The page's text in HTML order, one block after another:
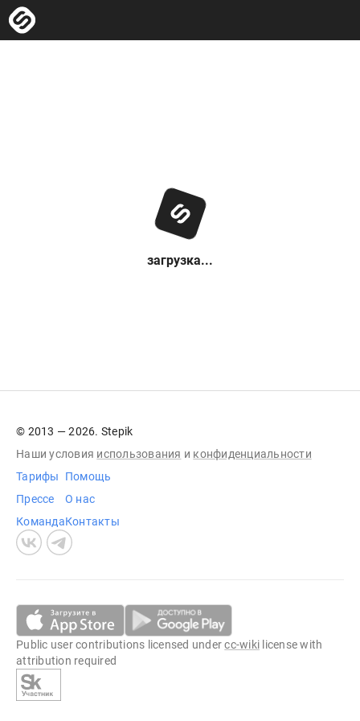
загрузка...
© 2013 — 2026. Stepik
Наши условия использования и конфиденциальности
Тарифы
Прессе
Команда
Помощь
О нас
Контакты
Public user contributions licensed undercc-wiki license with
attribution required